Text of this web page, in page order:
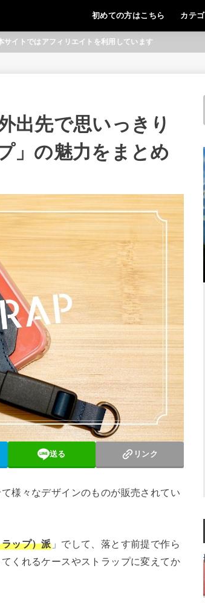
初めての方はこちら カテ
サイトではアフィリエイトを利用しています
出先で思いっきり
」の魅力をまとめ
送る リンク
様々なデザインのものが販売されてい
ップ）派」でして、落とす前提で作ら
くれるケースやストラップに変えてか